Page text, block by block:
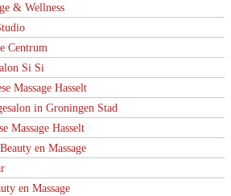
& Wellness
Centrum
Si Si
Massage Hasselt
in Groningen Stad
Massage Hasselt
en Massage
en Massage